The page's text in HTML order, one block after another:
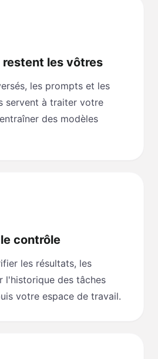
restent les vôtres
les prompts et les
servent à traiter votre
des modèles
contrôle
les résultats, les
l'historique des tâches
votre espace de travail.